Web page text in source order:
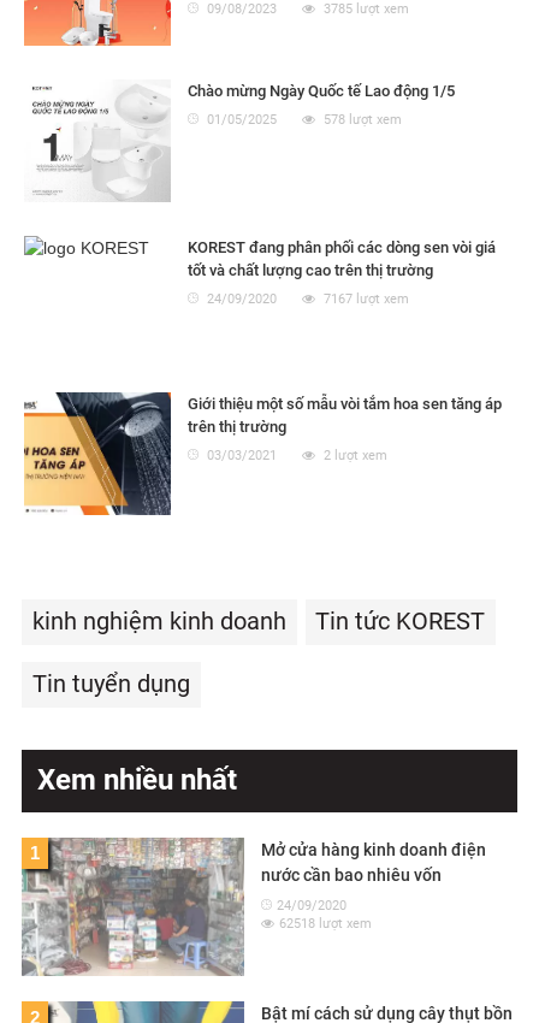
09/08/2023 3785 lượt xem
Chào mừng Ngày Quốc tế Lao động 1/5
01/05/2025 578 lượt xem
KOREST đang phân phối các dòng sen vòi giá
tốt và chất lượng cao trên thị trường
24/09/2020 7167 lượt xem
Giới thiệu một số mẫu vòi tắm hoa sen tăng áp
trên thị trường
03/03/2021 2 lượt xem
kinh nghiệm kinh doanh Tin tức KOREST
Tin tuyển dụng
Xem nhiều nhất
1
Mở cửa hàng kinh doanh điện
nước cần bao nhiêu vốn
24/09/2020
62518 lượt xem
2 Bật mí cách sử dụng cây thụt bồn